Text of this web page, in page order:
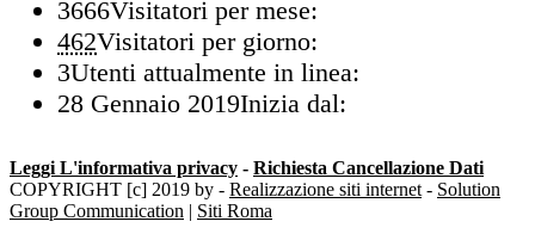
3666Visitatori per mese:
462Visitatori per giorno:
3Utenti attualmente in linea:
28 Gennaio 2019Inizia dal:
Leggi L'informativa privacy - Richiesta Cancellazione Dati
COPYRIGHT [c] 2019 by - Realizzazione siti internet - Solution
Group Communication | Siti Roma